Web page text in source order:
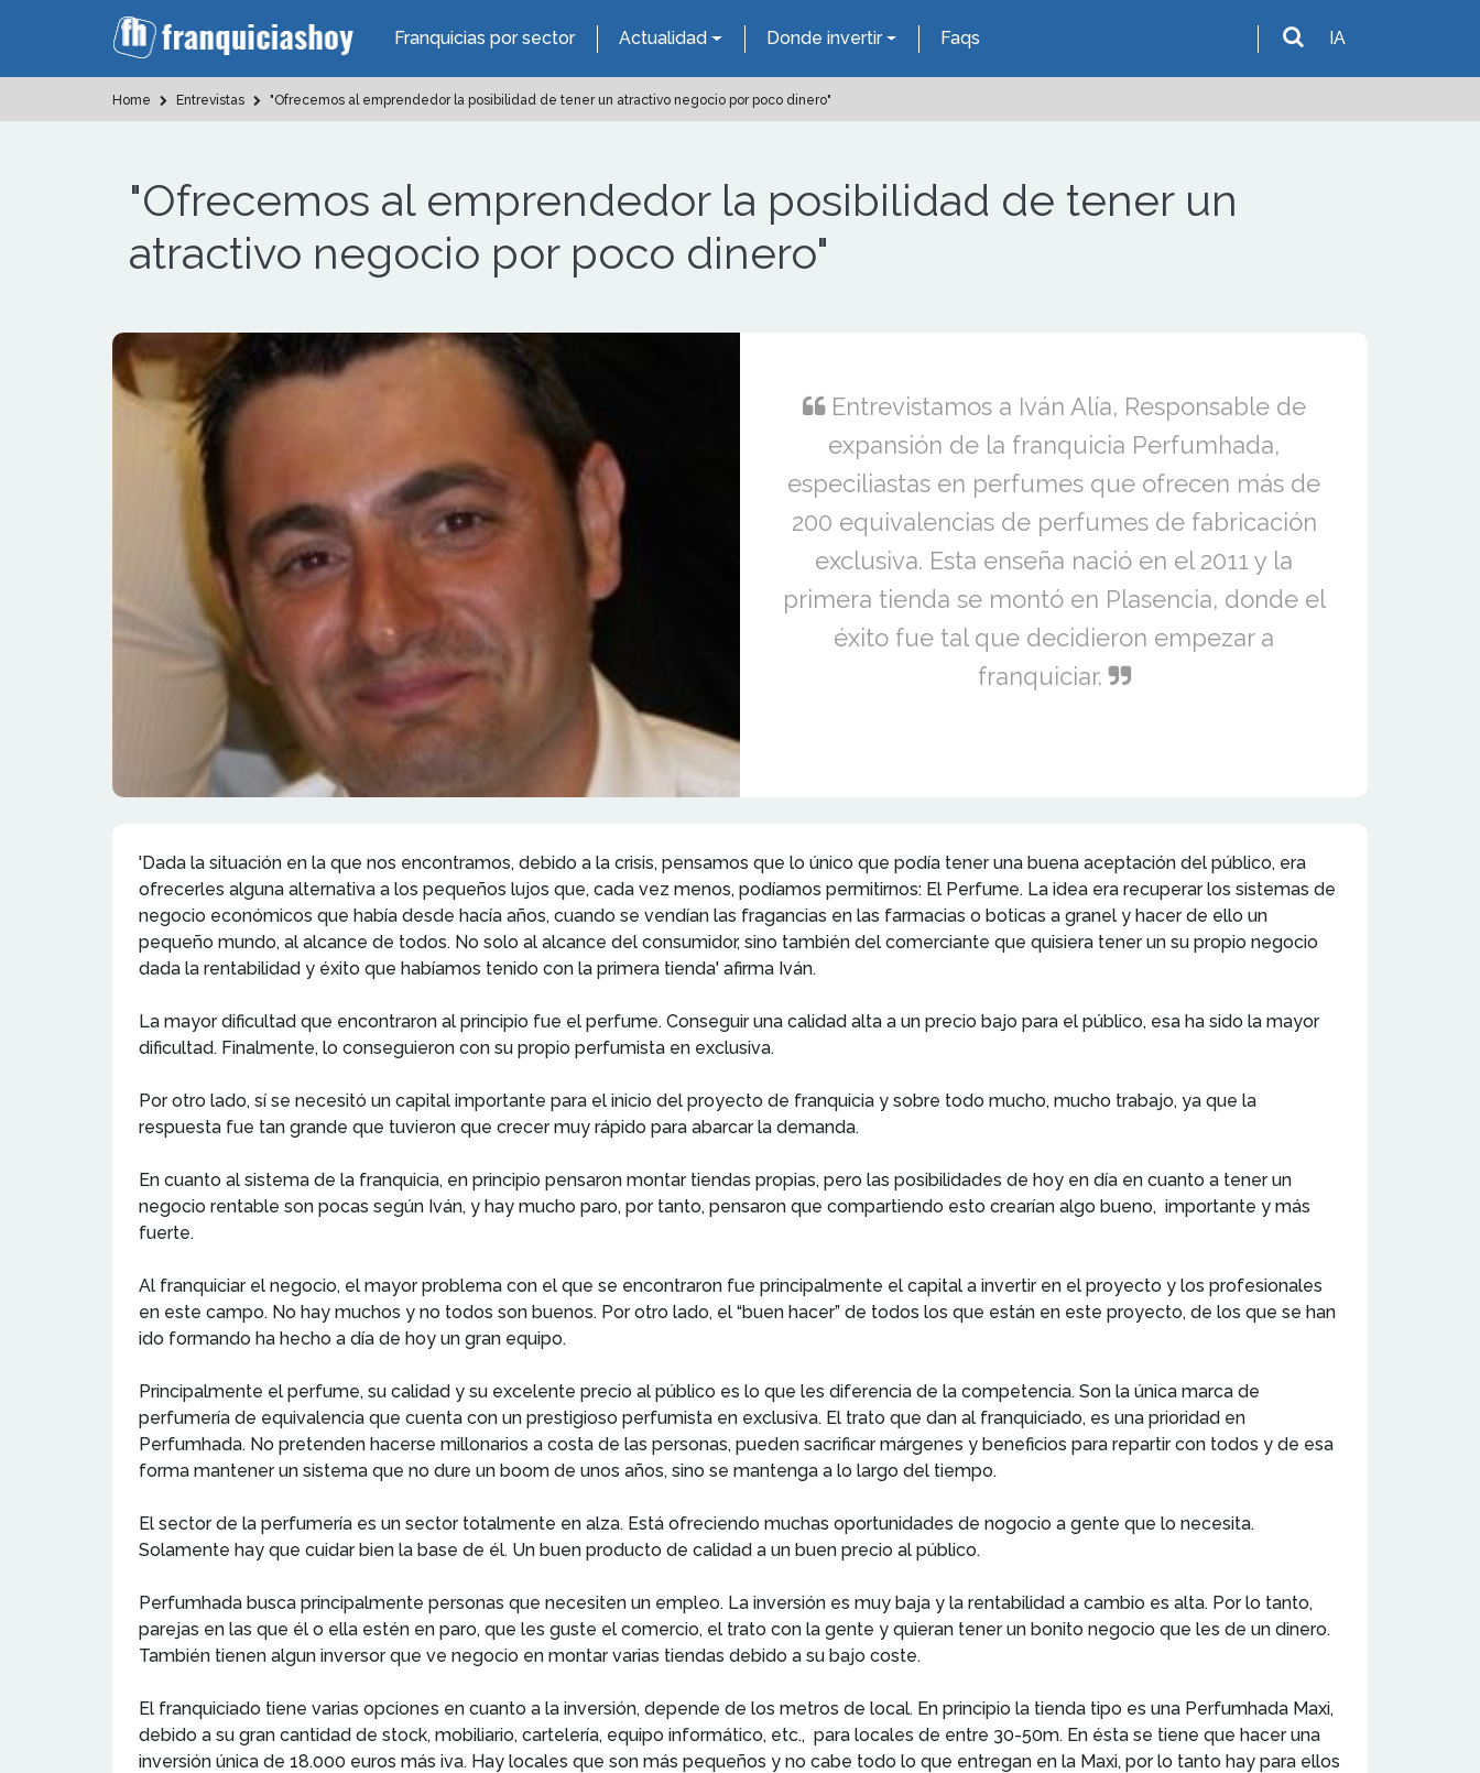
Franquicias por sector Actualidad Donde invertir Faqs IA
Home Entrevistas "Ofrecemos al emprendedor la posibilidad de tener un atractivo negocio por poco dinero"
"Ofrecemos al emprendedor la posibilidad de tener un
atractivo negocio por poco dinero"
Entrevistamos a Iván Alía, Responsable de
expansión de la franquicia Perfumhada,
especiliastas en perfumes que ofrecen más de
200 equivalencias de perfumes de fabricación
exclusiva. Esta enseña nació en el 2011 y la
primera tienda se montó en Plasencia, donde el
éxito fue tal que decidieron empezar a
franquiciar.
'Dada la situación en la que nos encontramos, debido a la crisis, pensamos que lo único que podía tener una buena aceptación del público, era
ofrecerles alguna alternativa a los pequeños lujos que, cada vez menos, podíamos permitirnos: El Perfume. La idea era recuperar los sistemas de
negocio económicos que había desde hacía años, cuando se vendían las fragancias en las farmacias o boticas a granel y hacer de ello un
pequeño mundo, al alcance de todos. No solo al alcance del consumidor, sino también del comerciante que quisiera tener un su propio negocio
dada la rentabilidad y éxito que habíamos tenido con la primera tienda' afirma Iván.
La mayor dificultad que encontraron al principio fue el perfume. Conseguir una calidad alta a un precio bajo para el público, esa ha sido la mayor
dificultad. Finalmente, lo conseguieron con su propio perfumista en exclusiva.
Por otro lado, sí se necesitó un capital importante para el inicio del proyecto de franquicia y sobre todo mucho, mucho trabajo, ya que la
respuesta fue tan grande que tuvieron que crecer muy rápido para abarcar la demanda.
En cuanto al sistema de la franquicia, en principio pensaron montar tiendas propias, pero las posibilidades de hoy en día en cuanto a tener un
negocio rentable son pocas según Iván, y hay mucho paro, por tanto, pensaron que compartiendo esto crearían algo bueno, importante y más
fuerte.
Al franquiciar el negocio, el mayor problema con el que se encontraron fue principalmente el capital a invertir en el proyecto y los profesionales
en este campo. No hay muchos y no todos son buenos. Por otro lado, el “buen hacer” de todos los que están en este proyecto, de los que se han
ido formando ha hecho a día de hoy un gran equipo.
Principalmente el perfume, su calidad y su excelente precio al público es lo que les diferencia de la competencia. Son la única marca de
perfumería de equivalencia que cuenta con un prestigioso perfumista en exclusiva. El trato que dan al franquiciado, es una prioridad en
Perfumhada. No pretenden hacerse millonarios a costa de las personas, pueden sacrificar márgenes y beneficios para repartir con todos y de esa
forma mantener un sistema que no dure un boom de unos años, sino se mantenga a lo largo del tiempo.
El sector de la perfumería es un sector totalmente en alza. Está ofreciendo muchas oportunidades de nogocio a gente que lo necesita.
Solamente hay que cuidar bien la base de él. Un buen producto de calidad a un buen precio al público.
Perfumhada busca principalmente personas que necesiten un empleo. La inversión es muy baja y la rentabilidad a cambio es alta. Por lo tanto,
parejas en las que él o ella estén en paro, que les guste el comercio, el trato con la gente y quieran tener un bonito negocio que les de un dinero.
También tienen algun inversor que ve negocio en montar varias tiendas debido a su bajo coste.
El franquiciado tiene varias opciones en cuanto a la inversión, depende de los metros de local. En principio la tienda tipo es una Perfumhada Maxi,
debido a su gran cantidad de stock, mobiliario, cartelería, equipo informático, etc., para locales de entre 30-50m. En ésta se tiene que hacer una
inversión única de 18.000 euros más iva. Hay locales que son más pequeños y no cabe todo lo que entregan en la Maxi, por lo tanto hay para ellos